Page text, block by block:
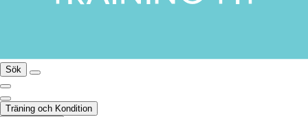
Sök
Träning och Kondition